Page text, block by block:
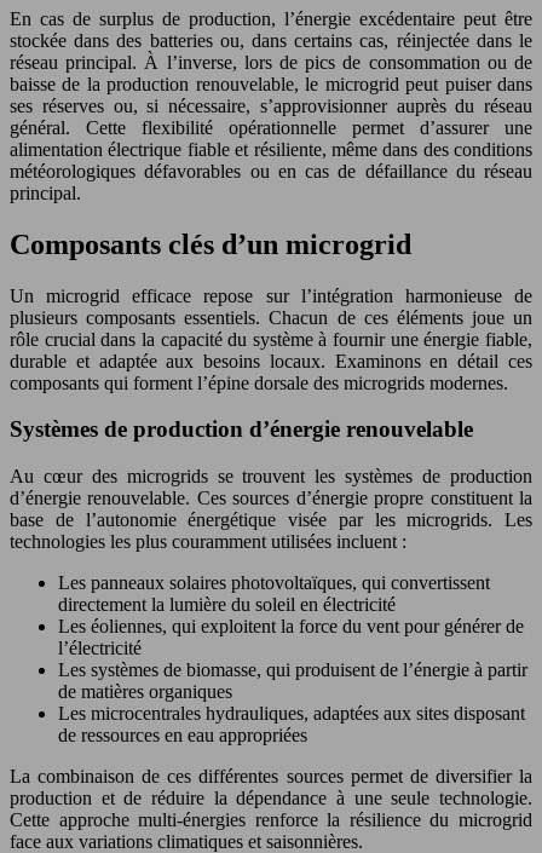
En cas de surplus de production, l’énergie excédentaire peut être
stockée dans des batteries ou, dans certains cas, réinjectée dans le
réseau principal. À l’inverse, lors de pics de consommation ou de
baisse de la production renouvelable, le microgrid peut puiser dans
ses réserves ou, si nécessaire, s’approvisionner auprès du réseau
général. Cette flexibilité opérationnelle permet d’assurer une
alimentation électrique fiable et résiliente, même dans des conditions
météorologiques défavorables ou en cas de défaillance du réseau
principal.
Composants clés d’un microgrid
Un microgrid efficace repose sur l’intégration harmonieuse de
plusieurs composants essentiels. Chacun de ces éléments joue un
rôle crucial dans la capacité du système à fournir une énergie fiable,
durable et adaptée aux besoins locaux. Examinons en détail ces
composants qui forment l’épine dorsale des microgrids modernes.
Systèmes de production d’énergie renouvelable
Au cœur des microgrids se trouvent les systèmes de production
d’énergie renouvelable. Ces sources d’énergie propre constituent la
base de l’autonomie énergétique visée par les microgrids. Les
technologies les plus couramment utilisées incluent :
Les panneaux solaires photovoltaïques, qui convertissent
directement la lumière du soleil en électricité
Les éoliennes, qui exploitent la force du vent pour générer de
l’électricité
Les systèmes de biomasse, qui produisent de l’énergie à partir
de matières organiques
Les microcentrales hydrauliques, adaptées aux sites disposant
de ressources en eau appropriées
La combinaison de ces différentes sources permet de diversifier la
production et de réduire la dépendance à une seule technologie.
Cette approche multi-énergies renforce la résilience du microgrid
face aux variations climatiques et saisonnières.